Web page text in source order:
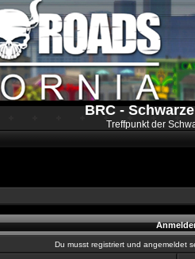
BRC -
Treffpunkt der
Du musst registriert und angemeldet